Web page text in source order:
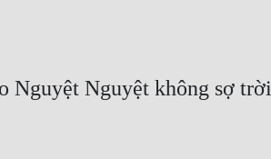
Nguyệt Nguyệt không sợ trời